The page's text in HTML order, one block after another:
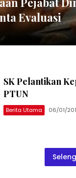
Evaluasi
SK Pelantikan
PTUN
Berita Utama 06/01/